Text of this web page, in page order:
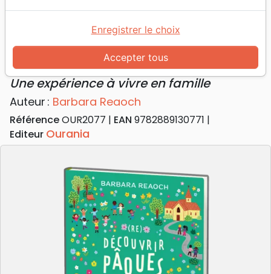
Accueil Livres Fêtes chrétiennes
Pâques
(Re)découvrir Pâques - Une expérience à vivre en
(Re)découvrir Pâques
Une expérience à vivre en famille
Auteur : Barbara Reaoch
RéférenceOUR2077 EAN 9782889130771
Editeur Ourania
Accepter tous
Enregistrer le choix